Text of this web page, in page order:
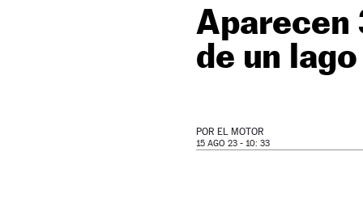
Aparecen
de un lago
POR EL MOTOR
15 AGO 23 - 10: 33